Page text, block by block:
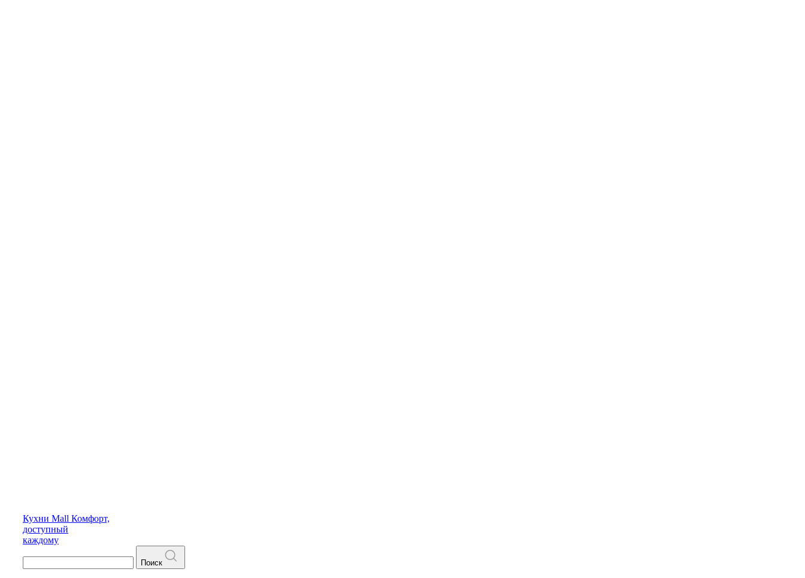
Кухни Mall Комфорт,
доступный
каждому
Поиск